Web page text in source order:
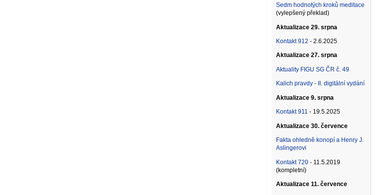
Sedm hodnotých kroků meditace
(vylepšený překlad)
Aktualizace 29. srpna
Kontakt 912 - 2.6.2025
Aktualizace 27. srpna
Aktuality FIGU SG ČR č. 49
Kalich pravdy - II. digitální vydání
Aktualizace 9. srpna
Kontakt 911 - 19.5.2025
Aktualizace 30. července
Fakta ohledně konopí a Henry J.
Aslingerovi
Kontakt 720- 11.5.2019
(kompletní)
Aktualizace 11. července